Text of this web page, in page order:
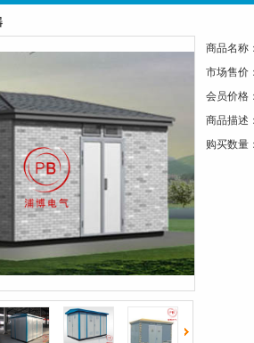
词
商品名称
市场售价
会员价格
商品描述
购买数量